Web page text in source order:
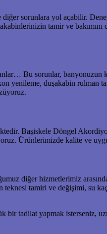
diğer sorunlara yol açabilir.
tamir ve
Bu sorunlar,
yenileme, duşakabin rulman
Başiskele Döngel
Ürünlerimizde kalite ve
diğer hizmetlerimiz
tamiri ve değişimi, su
tadilat yapmak isterseniz,